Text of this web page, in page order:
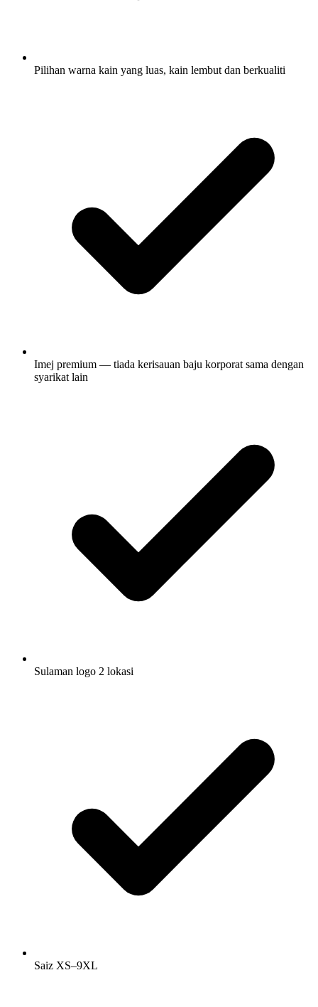
Pilihan warna kain yang luas, kain lembut dan berkualiti
Imej premium — tiada kerisauan baju korporat sama dengan
syarikat lain
Sulaman logo 2 lokasi
Saiz XS–9XL